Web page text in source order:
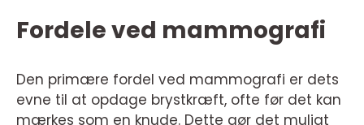
Fordele ved mammografi
Den primære fordel ved mammografi er dets
evne til at opdage brystkræft, ofte før det kan
mærkes som en knude. Dette gør det muligt